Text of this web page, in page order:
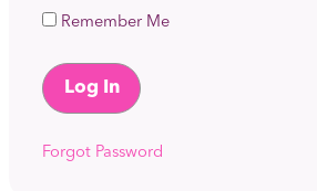
Remember Me
Forgot Password